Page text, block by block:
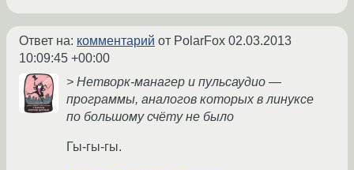
Ответ на: комментарий от PolarFox 02.03.2013
10:09:45 +00:00
> Нетворк-манагер и пульсаудио —
программы, аналогов которых в линуксе
по большому счёту не было
Гы-гы-гы.